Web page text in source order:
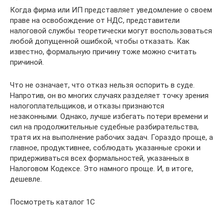
Когда фирма или ИП представляет уведомление о своем
праве на освобождение от НДС, представители
налоговой службы теоретически могут воспользоваться
любой допущенной ошибкой, чтобы отказать. Как
известно, формальную причину тоже можно считать
причиной.
Что не означает, что отказ нельзя оспорить в суде.
Напротив, он во многих случаях разделяет точку зрения
налогоплательщиков, и отказы признаются
незаконными. Однако, лучше избегать потери времени и
сил на продолжительные судебные разбирательства,
тратя их на выполнение рабочих задач. Гораздо проще, а
главное, продуктивнее, соблюдать указанные сроки и
придерживаться всех формальностей, указанных в
Налоговом Кодексе. Это намного проще. И, в итоге,
дешевле.
Посмотреть каталог 1С